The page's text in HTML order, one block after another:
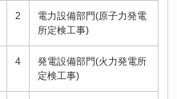
2
電力設備部門(原子力発電
所定検工事)
4
発電設備部門(火力発電所
定検工事)